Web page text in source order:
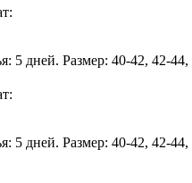
5 дней. Размер: 40-42, 42-
5 дней. Размер: 40-42, 42-